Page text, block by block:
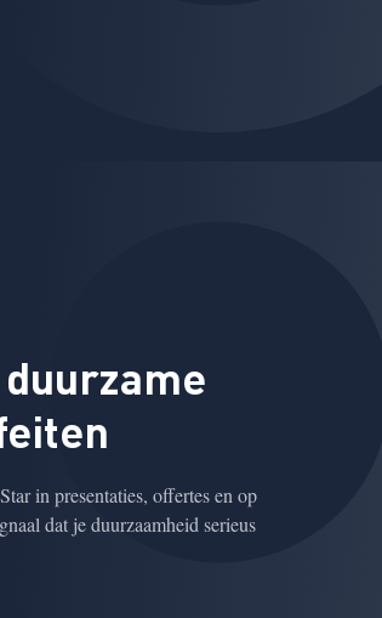
in presentaties, offertes en op
dat je duurzaamheid serieus